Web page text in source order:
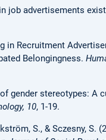
job advertisements
in Recruitment
Belongingness.
gender stereotypes: A
10, 1-19.
S., & Sczesny, S.